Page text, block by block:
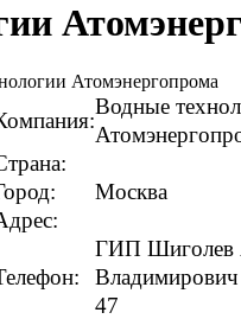
Атомэнергопрома
Водные
Москва
ГИП Шиголев
47